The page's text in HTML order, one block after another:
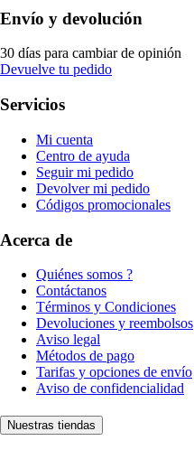
Envío y devolución
30 días para cambiar de opinión
Devuelve tu pedido
Servicios
Mi cuenta
Centro de ayuda
Seguir mi pedido
Devolver mi pedido
Códigos promocionales
Acerca de
Quiénes somos ?
Contáctanos
Términos y Condiciones
Devoluciones y reembolsos
Aviso legal
Métodos de pago
Tarifas y opciones de envío
Aviso de confidencialidad
Nuestras tiendas